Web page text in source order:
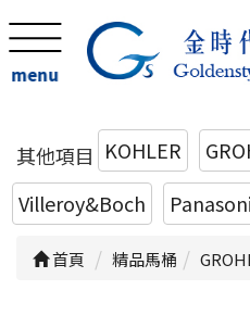
menu
其他項目 KOHLER
Villeroy&Boch
首頁 精品馬桶